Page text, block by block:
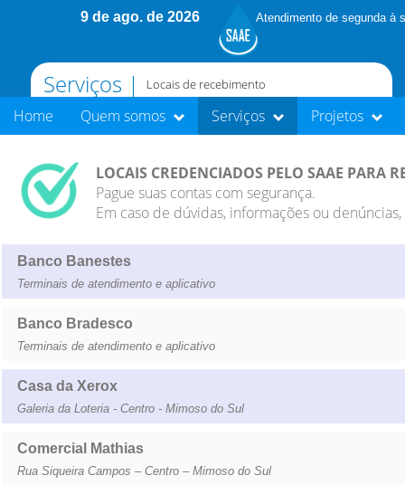
9 de ago. de 2026 Atendimento de segunda à
Serviços | Locais de recebimento
Home Quem somos Serviços Projetos
LOCAIS CREDENCIADOS PELO SAAE PARA
Pague suas contas com segurança.
Em caso de dúvidas, informações ou
Banco Banestes
Terminais de atendimento e aplicativo
Banco Bradesco
Terminais de atendimento e aplicativo
Casa da Xerox
Galeria da Loteria - Centro - Mimoso do Sul
Comercial Mathias
Rua Siqueira Campos – Centro – Mimoso do Sul